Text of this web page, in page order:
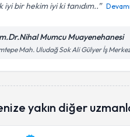
iyi bir hekim iyi ki tanıdım.. Devamı
Mumcu Muayenehanesi
Mah. Uludağ Sok Ali Gülyer İş
yakın diğer